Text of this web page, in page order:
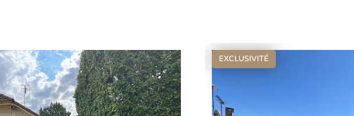
EXCLUSIVITÉ